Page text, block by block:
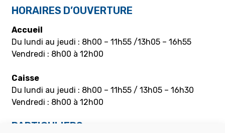
HORAIRES D’OUVERTURE
Accueil
Du lundi au jeudi : 8h00 – 11h55 /13h05 – 16h55
Vendredi : 8h00 à 12h00
Caisse
Du lundi au jeudi : 8h00 – 11h55 / 13h05 – 16h30
Vendredi : 8h00 à 12h00
PARTICULIERS